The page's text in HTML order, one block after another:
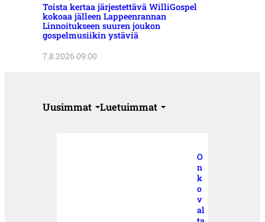
Toista kertaa järjestettävä WilliGospel
kokoaa jälleen Lappeenrannan
Linnoitukseen suuren joukon
gospelmusiikin ystäviä
7.8.2026 09:00
Uusimmat Luetuimmat
O
n
k
o
v
al